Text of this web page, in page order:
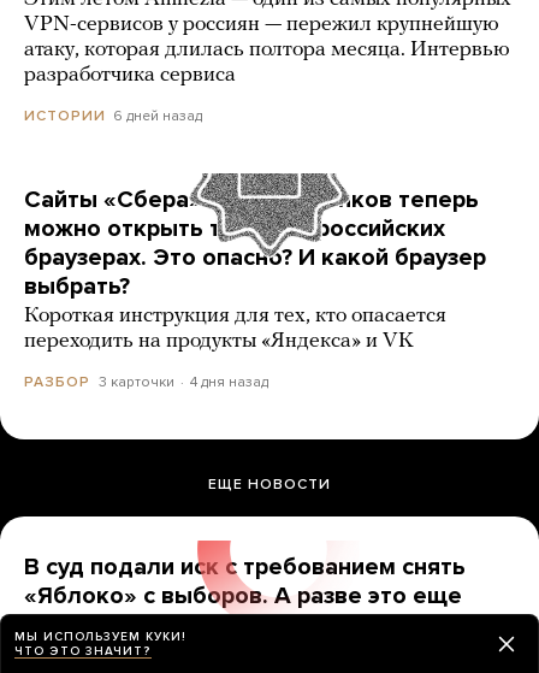
VPN-сервисов у россиян — пережил крупнейшую
атаку, которая длилась полтора месяца. Интервью
разработчика сервиса
ИСТОРИИ 6 дней назад
Сайты «Сбера» и других банков теперь
можно открыть только в российских
браузерах. Это опасно? И какой браузер
выбрать?
Короткая инструкция для тех, кто опасается
переходить на продукты «Яндекса» и VK
РАЗБОР 3 карточки 4 дня назад
ЕЩЕ НОВОСТИ
В суд подали иск с требованием снять
«Яблоко» с выборов. А разве это еще
можно сделать?
До какой даты надо продержаться, чтобы партию
МЫ ИСПОЛЬЗУЕМ КУКИ!
ЧТО ЭТО ЗНАЧИТ?